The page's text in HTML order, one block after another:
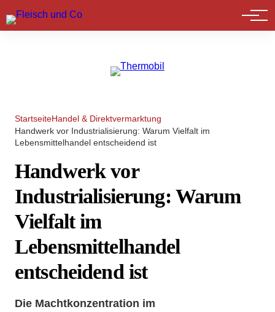
Marktführer
StartseiteHandel & Direktvermarktung
Handwerk vor Industrialisierung: Warum Vielfalt im
Lebensmittelhandel entscheidend ist
Handwerk vor
Industrialisierung: Warum
Vielfalt im
Lebensmittelhandel
entscheidend ist
Die Machtkonzentration im